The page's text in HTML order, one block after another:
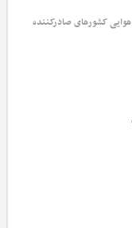
کشورهای صادرکننده